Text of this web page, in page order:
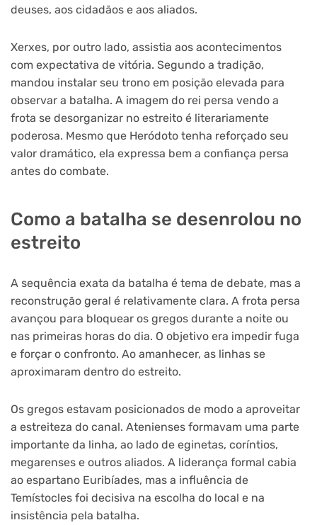
deuses, aos cidadãos e aos aliados.
Xerxes, por outro lado, assistia aos acontecimentos
com expectativa de vitória. Segundo a tradição,
mandou instalar seu trono em posição elevada para
observar a batalha. A imagem do rei persa vendo a
frota se desorganizar no estreito é literariamente
poderosa. Mesmo que Heródoto tenha reforçado seu
valor dramático, ela expressa bem a confiança persa
antes do combate.
Como a batalha se desenrolou no
estreito
A sequência exata da batalha é tema de debate, mas a
reconstrução geral é relativamente clara. A frota persa
avançou para bloquear os gregos durante a noite ou
nas primeiras horas do dia. O objetivo era impedir fuga
e forçar o confronto. Ao amanhecer, as linhas se
aproximaram dentro do estreito.
Os gregos estavam posicionados de modo a aproveitar
a estreiteza do canal. Atenienses formavam uma parte
importante da linha, ao lado de eginetas, coríntios,
megarenses e outros aliados. A liderança formal cabia
ao espartano Euribíades, mas a influência de
Temístocles foi decisiva na escolha do local e na
insistência pela batalha.